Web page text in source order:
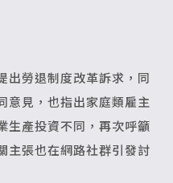
出勞退制度改革訴求，同
意見，也指出家庭類雇主
生產投資不同，再次呼籲
主張也在網路社群引發討